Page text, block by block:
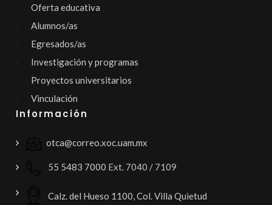
Oferta educativa
Alumnos/as
Egresados/as
Investigación y programas
Proyectos universitarios
Vinculación
Información
otca@correo.xoc.uam.mx
55 5483 7000 Ext. 7040 / 7109
Calz. del Hueso 1100, Col. Villa Quietud